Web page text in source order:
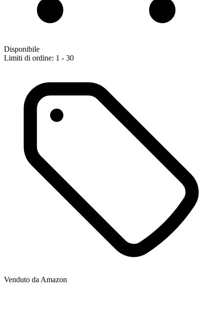
Disponibile
Limiti di ordine: 1 - 30
Venduto da Amazon